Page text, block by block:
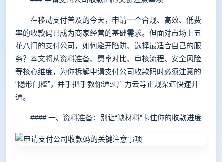
在移动支付普及的今天，申请一个合规、高效、低费
率的收款码已成为商家经营的基础需求。但面对市场上五
花八门的支付公司，如何避开陷阱、选择最适合自己的服
务？本文将从资料准备、费率对比、审核流程、安全风险
等核心维度，为你拆解申请支付公司收款码时必须注意的
“隐形门槛”，并手把手教你通过广力云等正规渠道快速开
通。
#### 一、资料准备：别让“缺材料”卡住你的收款进度